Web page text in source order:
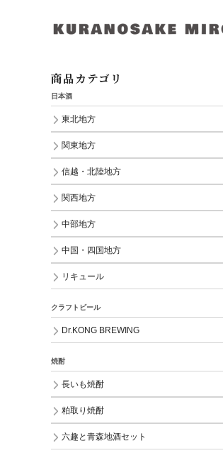
商品カテゴリ
日本酒
東北地方
関東地方
信越・北陸地方
関西地方
中部地方
中国・四国地方
リキュール
クラフトビール
Dr.KONG BREWING
焼酎
長いも焼酎
粕取り焼酎
六趣と青森地酒セット